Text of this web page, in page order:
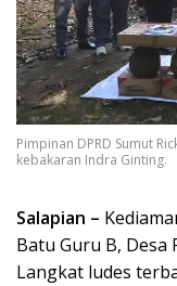
Pimpinan DPRD Sumut
kebakaran Indra Ginting.
Salapian –
Batu Guru B, Desa
Langkat ludes